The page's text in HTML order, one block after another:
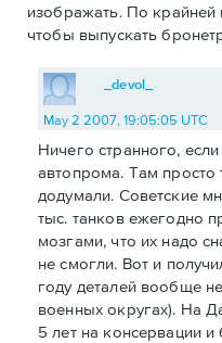
изображать. По крайней
чтобы выпускать
_devol_
May 2 2007, 19:05:05 UTC
Ничего странного,
автопрома. Там
додумали. Советские
тыс. танков ежегодно
мозгами, что их надо
не смогли. Вот и
году деталей вообще
военных округах). На
5 лет на консервации